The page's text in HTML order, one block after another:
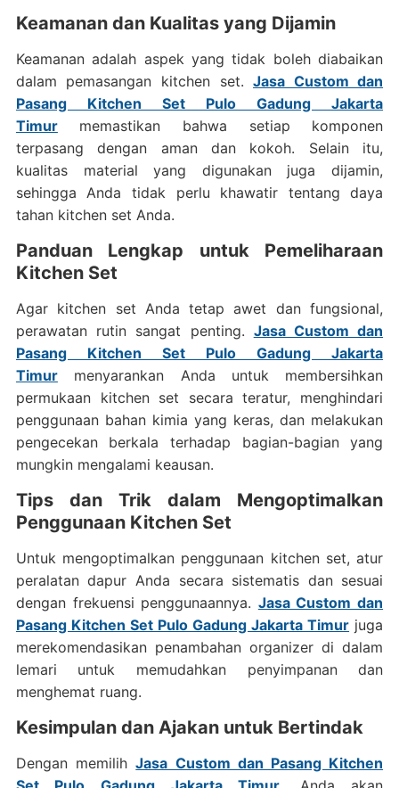
Keamanan dan Kualitas yang Dijamin
Keamanan adalah aspek yang tidak boleh diabaikan
dalam pemasangan kitchen set.Jasa Custom dan
Pasang Kitchen Set Pulo Gadung Jakarta
Timurmemastikan bahwa setiap komponen
terpasang dengan aman dan kokoh. Selain itu,
kualitas material yang digunakan juga dijamin,
sehingga Anda tidak perlu khawatir tentang daya
tahan kitchen set Anda.
Panduan Lengkap untuk Pemeliharaan
Kitchen Set
Agar kitchen set Anda tetap awet dan fungsional,
perawatan rutin sangat penting. Jasa Custom dan
Pasang Kitchen Set Pulo Gadung Jakarta
Timurmenyarankan Anda untuk membersihkan
permukaan kitchen set secara teratur, menghindari
penggunaan bahan kimia yang keras, dan melakukan
pengecekan berkala terhadap bagian-bagian yang
mungkin mengalami keausan.
Tips dan Trik dalam Mengoptimalkan
Penggunaan Kitchen Set
Untuk mengoptimalkan penggunaan kitchen set, atur
peralatan dapur Anda secara sistematis dan sesuai
dengan frekuensi penggunaannya. Jasa Custom dan
Pasang Kitchen Set Pulo Gadung Jakarta Timur juga
merekomendasikan penambahan organizer di dalam
lemari untuk memudahkan penyimpanan dan
menghemat ruang.
Kesimpulan dan Ajakan untuk Bertindak
Dengan memilihJasa Custom dan Pasang Kitchen